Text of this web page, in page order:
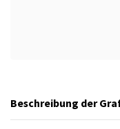
Beschreibung der